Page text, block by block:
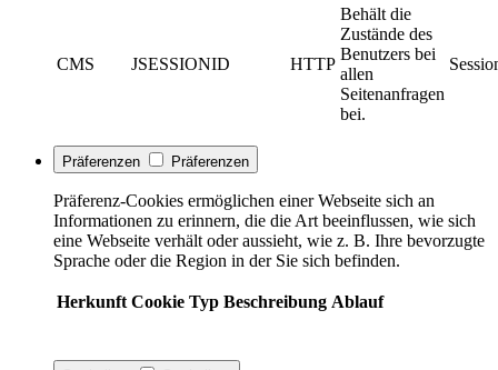
CMS JSESSIONID HTTP
Behält die
Zustände des
Benutzers bei
allen
Seitenanfragen
bei.
Präferenzen Präferenzen
Präferenz-Cookies ermöglichen einer Webseite sich an
Informationen zu erinnern, die die Art beeinflussen, wie sich
eine Webseite verhält oder aussieht, wie z. B. Ihre bevorzugte
Sprache oder die Region in der Sie sich befinden.
Herkunft Cookie Typ Beschreibung Ablauf